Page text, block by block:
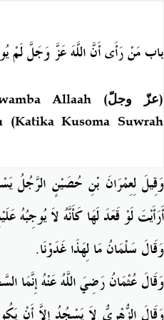
باب مَنْ رَأَى أَنَّ اللَّهَ عَزَّ وَجَلَّ لَمْ
Allaah (عزّ وجلّ)
(Katika Kusoma Suwrah
وَقِيلَ لِعِمْرَانَ بْنِ حُصَيْنٍ الرَّجُلُ
أَرَأَيْتَ لَوْ قَعَدَ لَهَا كَأَنَّهُ لاَ يُوجِبُهُ
وَقَالَ سَلْمَانُ مَا لِهَذَا غَدَوْنَا.
وَقَالَ عُثْمَانُ رَضِيَ اللَّهُ عَنْهُ إِنَّمَا